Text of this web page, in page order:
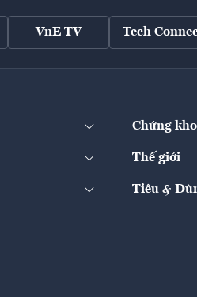
VnE TV Tech
Chứng
Thế giới
Tiêu &